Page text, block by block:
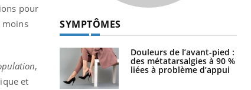
pour
moins
,
et
SYMPTÔMES
Douleurs de l’avant-pied :
des métatarsalgies à 90 %
liées à problème d’appui